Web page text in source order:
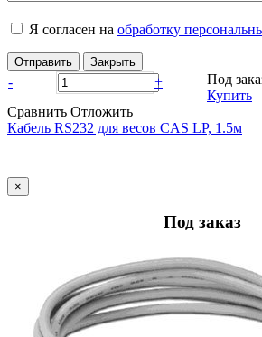
Я согласен на обработку
Отправить Закрыть
- +
Под
Купить
Сравнить Отложить
Кабель RS232 для весов CAS LP, 1.5м
×
Под заказ